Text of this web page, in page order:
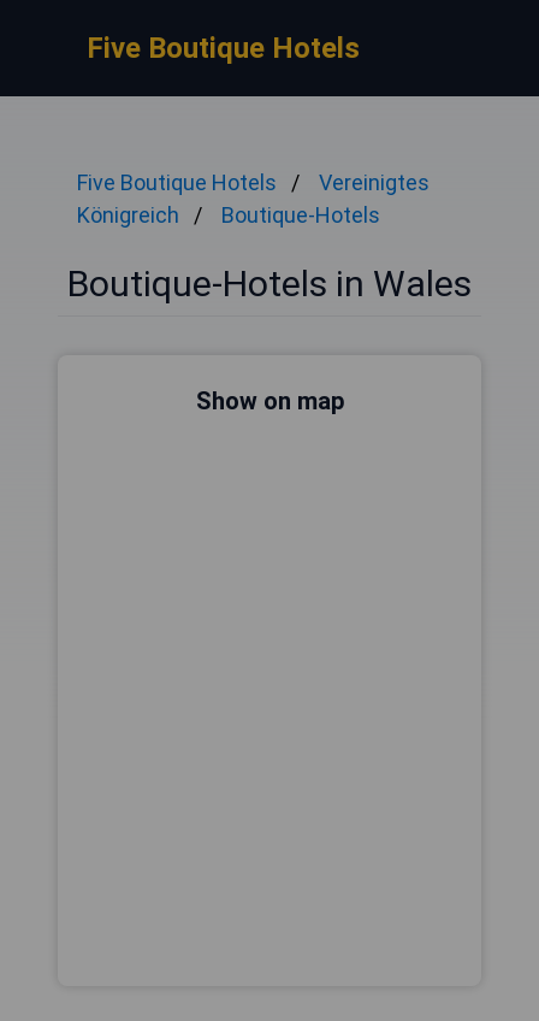
Five Boutique Hotels
Five Boutique Hotels
Vereinigtes
Königreich
Boutique-Hotels
Boutique-Hotels in Wales
Show on map